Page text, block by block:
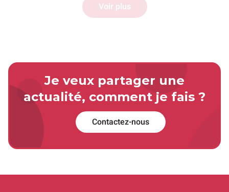
Voir plus
Je veux partager une
actualité, comment je fais ?
Contactez-nous